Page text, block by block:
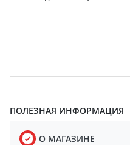
ПОЛЕЗНАЯ ИНФОРМАЦИЯ
О МАГАЗИНЕ